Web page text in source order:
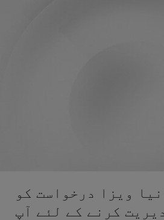
ویزا درخواست کو
کرنے کے لئے آپ